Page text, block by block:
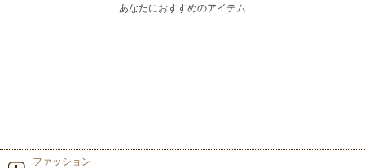
あなたにおすすめのアイテム
ファッション